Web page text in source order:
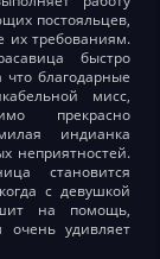
постояльцев,
их требованиям.
быстро
что благодарные
мисс,
прекрасно
индианка
неприятностей.
становится
с девушкой
на помощь,
удивляет